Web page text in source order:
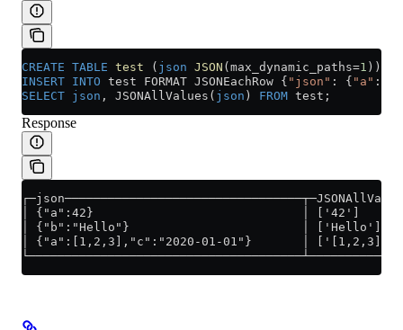
CREATE TABLE test ( json JSON (max_dynamic_paths=1 ))
INSERT INTO test FORMAT JSONEachRow { "json" : { "a" :
SELECT json , JSONAllValues( json ) FROM test;
Response
│ {"a":42}                             │ ['42']
│ {"b":"Hello"}                        │ ['Hello']
│ {"a":[1,2,3],"c":"2020-01-01"}       │